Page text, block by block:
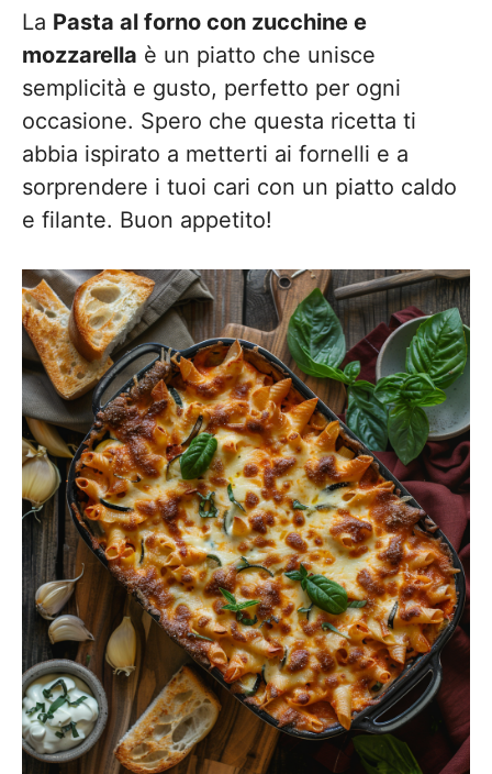
La Pasta al forno con zucchine e
mozzarella è un piatto che unisce
semplicità e gusto, perfetto per ogni
occasione. Spero che questa ricetta ti
abbia ispirato a metterti ai fornelli e a
sorprendere i tuoi cari con un piatto caldo
e filante. Buon appetito!